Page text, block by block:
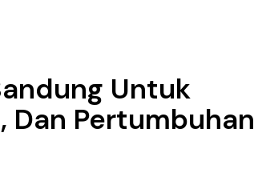
Untuk
Dan Pertumbuhan